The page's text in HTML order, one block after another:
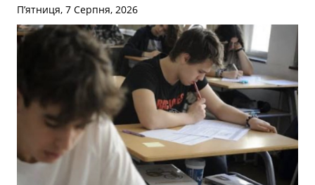
П’ятниця, 7 Серпня, 2026